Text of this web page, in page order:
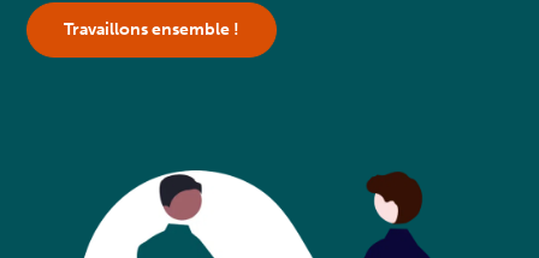
Travaillons ensemble !